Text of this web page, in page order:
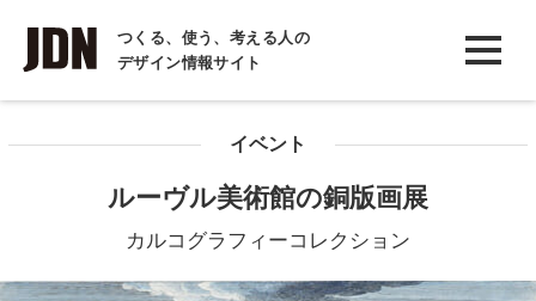
つくる、使う、考える人の
デザイン情報サイト
INTERVIEW
インタビュー
COLUMN
イベント
ルーヴル美術館の銅版画展
カルコグラフィーコレクション